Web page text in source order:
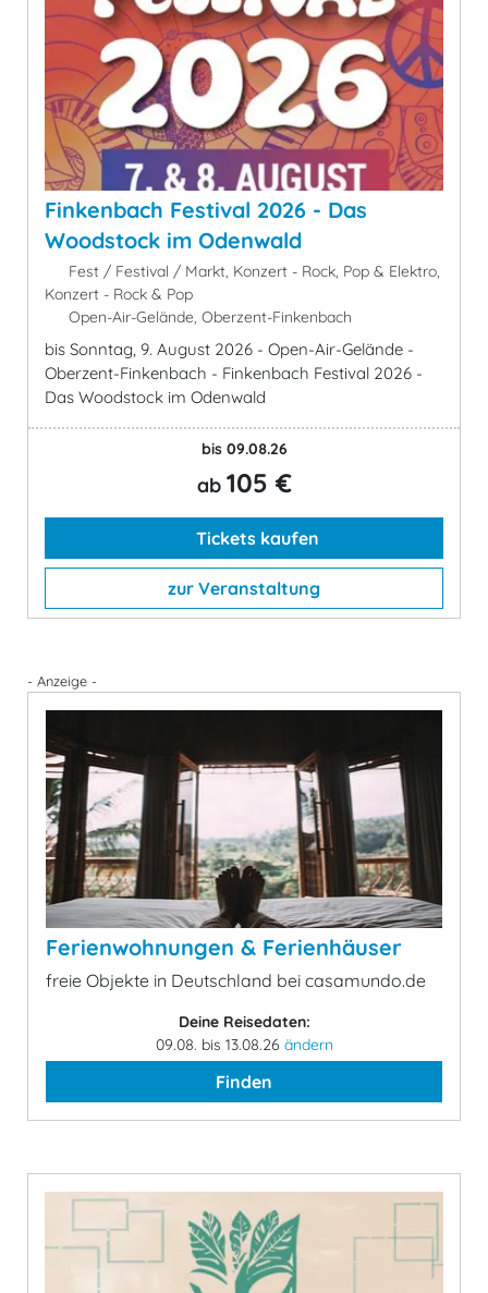
Finkenbach Festival 2026 - Das
Woodstock im Odenwald
Fest / Festival / Markt, Konzert - Rock, Pop & Elektro,
Konzert - Rock & Pop
Open-Air-Gelände, Oberzent-Finkenbach
bis Sonntag, 9. August 2026 - Open-Air-Gelände -
Oberzent-Finkenbach - Finkenbach Festival 2026 -
Das Woodstock im Odenwald
bis 09.08.26
ab 105 €
Tickets kaufen
zur Veranstaltung
- Anzeige -
Ferienwohnungen & Ferienhäuser
freie Objekte in Deutschland bei casamundo.de
Deine Reisedaten:
09.08. bis 13.08.26 ändern
Finden